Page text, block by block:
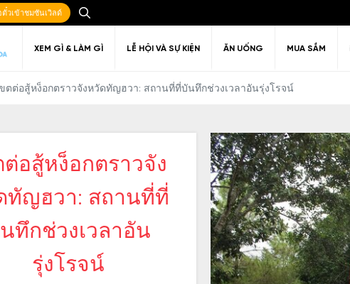
ตั๋วเข้าชมซันเวิลด์
XEM GÌ & LÀM GÌ LỄ HỘI VÀ SỰ KIỆN ĂN UỐNG MUA SẮM
Lịch sử Kiến trúc
Giải trí về đêm
Di chuyển quanh
Thanh Hóa
Câu hỏi thường gặp
ขตต่อสู้หง็อกตราวจังหวัดทัญฮวา: สถานที่ที่บันทึกช่วงเวลาอันรุ่งโรจน์
ต่อสู้หง็อกตราวจัง
ทัญฮวา: สถานที่ที่
ทึกช่วงเวลาอัน
รุ่งโรจน์